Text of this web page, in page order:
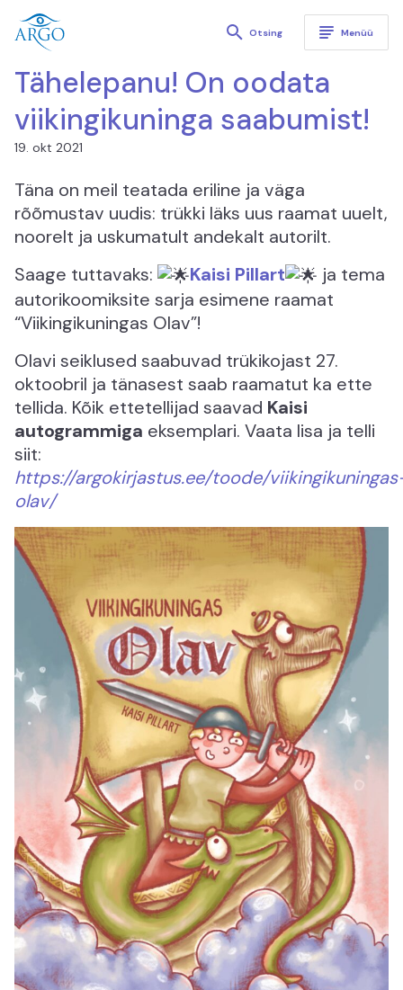
Kirjastus Argo Otsing Menüü
Tähelepanu! On oodata
viikingikuninga saabumist!
19. okt 2021
Täna on meil teatada eriline ja väga
rõõmustav uudis: trükki läks uus raamat uuelt,
noorelt ja uskumatult andekalt autorilt.
Saage tuttavaks:
Kaisi Pillart
ja tema
autorikoomiksite sarja esimene raamat
“Viikingikuningas Olav”!
Olavi seiklused saabuvad trükikojast 27.
oktoobril ja tänasest saab raamatut ka ette
tellida. Kõik ettetellijad saavad Kaisi
autogrammiga eksemplari. Vaata lisa ja telli
siit:
https://argokirjastus.ee/toode/
olav/